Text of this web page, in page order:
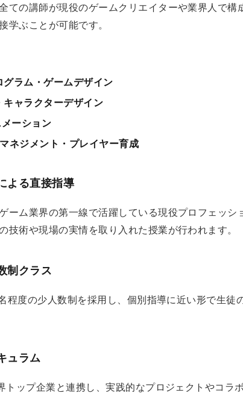
ての講師が現役のゲームクリエイターや業界人で
学ぶことが可能です。
グラム・ゲームデザイン
キャラクターデザイン
ーション
ネジメント・プレイヤー育成
よる直接指導
ーム業界の第一線で活躍している現役プロフェッ
技術や現場の実情を取り入れた授業が行われます。
制クラス
程度の少人数制を採用し、個別指導に近い形で生
ュラム
トップ企業と連携し、実践的なプロジェクトやコラ